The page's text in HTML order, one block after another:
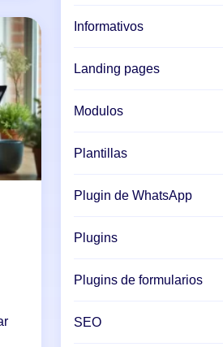
Informativos
Landing pages
Modulos
Plantillas
Plugin de WhatsApp
Plugins
Plugins de formularios
SEO